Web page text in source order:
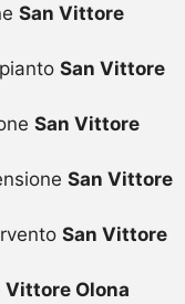
San Vittore
San Vittore
San Vittore
San Vittore
San Vittore
Vittore Olona